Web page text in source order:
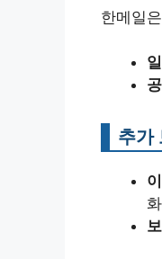
한메일
추가